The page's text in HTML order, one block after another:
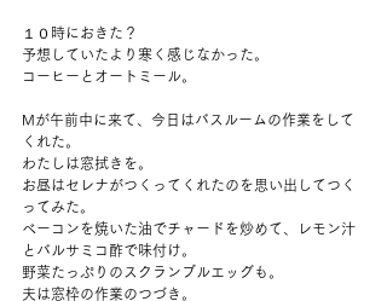
１０時におきた？
予想していたより寒く感じなかった。
コーヒーとオートミール。
Mが午前中に来て、今日はバスルームの作業をして
くれた。
わたしは窓拭きを。
お昼はセレナがつくってくれたのを思い出してつく
ってみた。
ベーコンを焼いた油でチャードを炒めて、レモン汁
とバルサミコ酢で味付け。
野菜たっぷりのスクランブルエッグも。
夫は窓枠の作業のつづき。